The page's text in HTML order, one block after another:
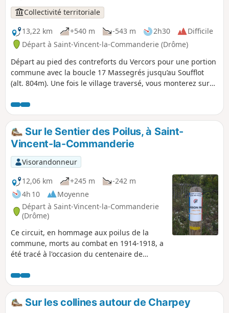
Collectivité territoriale
13,22 km
+540 m -543 m 2h30
Difficile
Départ à Saint-Vincent-la-Commanderie (Drôme)
Départ au pied des contreforts du Vercors pour une portion
commune avec la boucle 17 Massegrés jusqu’au Soufflot
(alt. 804m). Une fois le village traversé, vous monterez sur
bien plus roulante. Vous apprécierez les beaux points de
vue sur la plaine de Valence et sur l'Ardèche. Attention à
certaines descentes ! Le parcours peut vite devenir glissant,
boueux ou collant par temps humide.
Sur le Sentier des Poilus, à Saint-
Vincent-la-Commanderie
Visorandonneur
12,06 km
+245 m
-242 m
4h 10
Moyenne
Départ à Saint-Vincent-la-Commanderie
(Drôme)
Ce circuit, en hommage aux poilus de la
commune, morts au combat en 1914-1918, a
été tracé à l'occasion du centenaire de
divers quartiers de la commune de Saint-
Vincent-la-Commanderie où résidaient ces
poilus et d'apprécier la beauté des
paysages, au pied des Monts du Matin.
Sur les collines autour de Charpey